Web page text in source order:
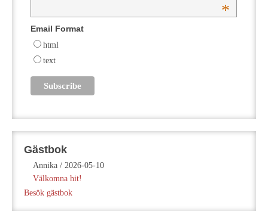
*
Email Format
html
text
Gästbok
Annika / 2026-05-10
Välkomna hit!
Besök gästbok